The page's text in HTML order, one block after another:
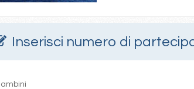
Inserisci numero di